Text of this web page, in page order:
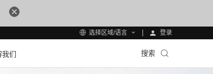
选择区域/语言 登录
我们 搜索